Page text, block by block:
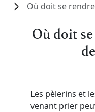
Où doit se
Où doit
Les pèlerins et
venant prier